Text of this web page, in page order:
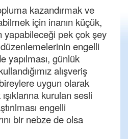
kazandırmak ve
için inanın küçük,
yapabileceği pek çok şey
engelli
yapılması, günlük
alışveriş
uygun olarak
kurulan sesli
engelli
bir nebze de olsa